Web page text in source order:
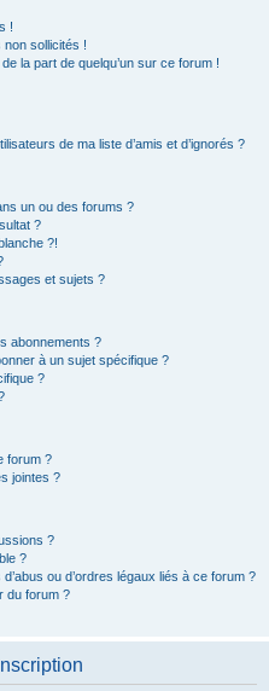
!
sollicités !
la part de quelqu’un sur ce forum !
de ma liste d’amis et d’ignorés ?
un ou des forums ?
?
?!
et sujets ?
abonnements ?
à un sujet spécifique ?
?
forum ?
jointes ?
?
?
ou d’ordres légaux liés à ce forum ?
du forum ?